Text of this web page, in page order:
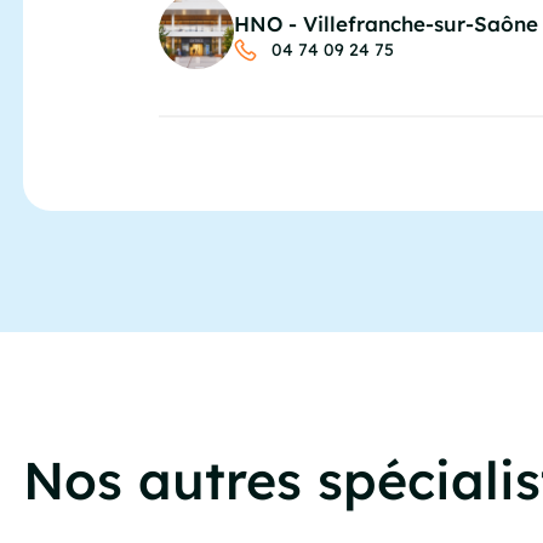
HNO - Villefranche-sur-Saône
04 74 09 24 75
Nos autres